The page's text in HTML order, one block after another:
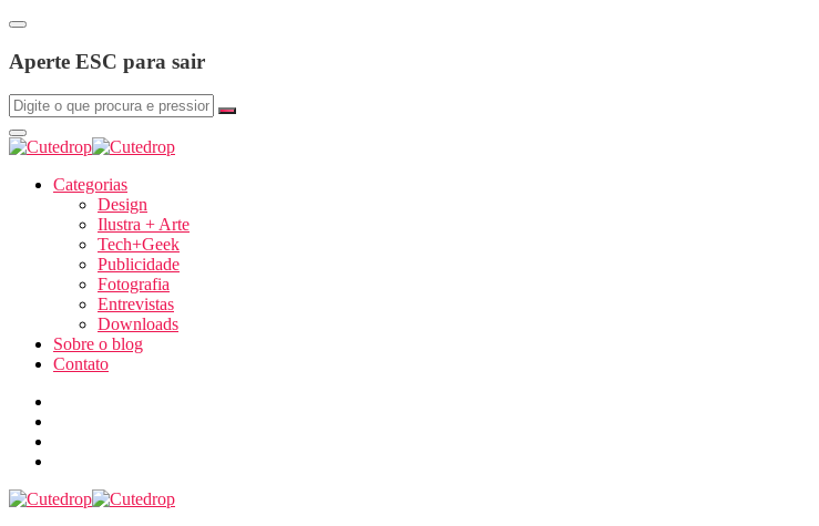
Aperte ESC para sair
Categorias
Design
Ilustra + Arte
Tech+Geek
Publicidade
Fotografia
Entrevistas
Downloads
Sobre o blog
Contato